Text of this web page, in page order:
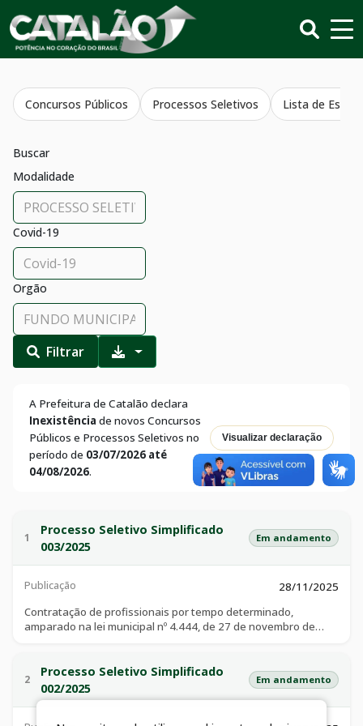
Concursos Públicos Processos Seletivos Lista de
Buscar
Modalidade
Covid-19
Orgão
Filtrar
A Prefeitura de Catalão declara
Inexistência de novos Concursos
Públicos e Processos Seletivos no
período de 03/07/2026 até
04/08/2026.
Visualizar declaração
1
Processo Seletivo Simplificado
003/2025
Em andamento
Publicação
28/11/2025
Contratação de profissionais por tempo determinado,
amparado na lei municipal nº 4.444, de 27 de novembro de
decorrência de afastamento ou licença de servidores
ocupantes de cargos efetivos, quando o serviço público não
puder ser desempenhado a contento com o quadro
2
Processo Seletivo Simplificado
002/2025
Em andamento